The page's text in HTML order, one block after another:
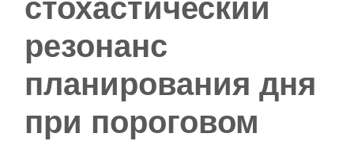
стохастический
резонанс
планирования дня
при пороговом